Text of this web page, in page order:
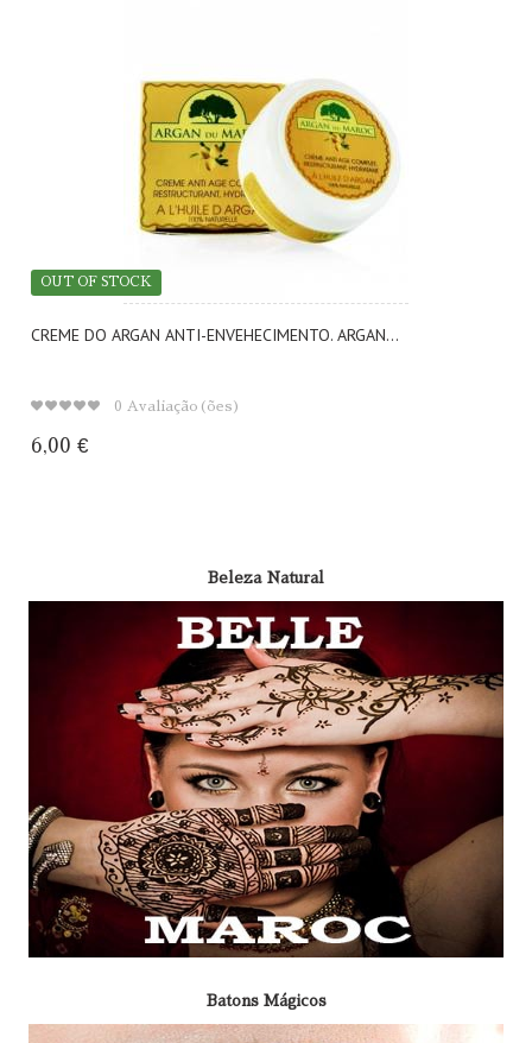
CREME DO ARGAN ANTI-ENVEHECIMENTO. ARGAN...
0 Avaliação(ões)
6,00 €
OUT OF STOCK
Beleza Natural
Batons Mágicos